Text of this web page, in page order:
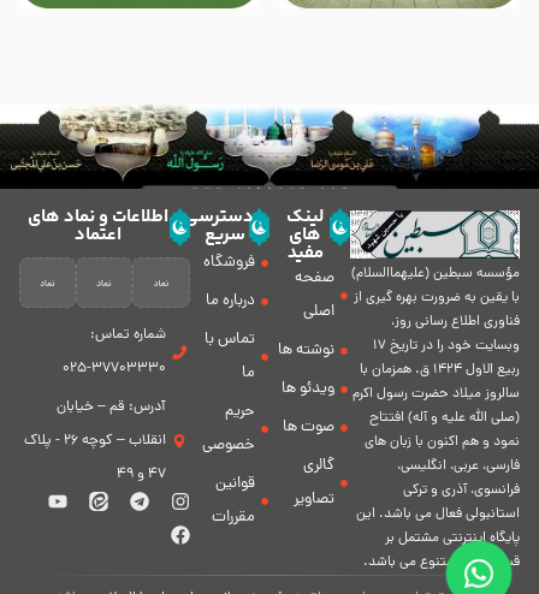
مؤسسه سبطين (عليهماالسلام)
با يقين به ضرورت بهره گیرى از
فناورى اطلاع رسانى روز،
وبسایت خود را در تاريخ 17
ربيع الاول 1424 ق. همزمان با
سالروز ميلاد حضرت رسول اكرم
(صلی الله علیه و آله) افتتاح
نمود و هم اكنون با زبان های
فارسی، عربى، انگلیسی،
فرانسوی، آذری و ترکی
استانبولی فعال مى باشد. اين
پايگاه اينترنتى مشتمل بر
قسمت هاى متنوع مى باشد.
لینک
های
مفید
صفحه
اصلی
نوشته ها
ویدئو ها
صوت ها
گالری
تصاویر
دسترسی
سریع
فروشگاه
درباره ما
تماس با
ما
حریم
خصوصی
قوانین
مقررات
اطلاعات و نماد های
اعتماد
شماره تماس:
37703330-025
آدرس: قم – خیابان
انقلاب – کوچه 26 - پلاک
47 و 49